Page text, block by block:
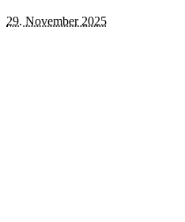
29. November 2025